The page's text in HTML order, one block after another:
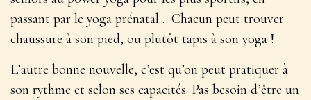
passant par le yoga prénatal… Chacun peut trouver
chaussure à son pied, ou plutôt tapis à son yoga !
L’autre bonne nouvelle, c’est qu’on peut pratiquer à
son rythme et selon ses capacités. Pas besoin d’être un